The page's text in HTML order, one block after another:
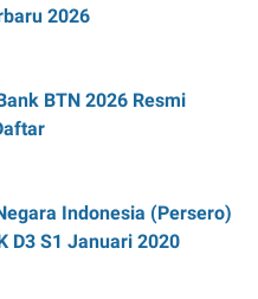
2026
BTN 2026 Resmi
Indonesia (Persero)
D3 S1 Januari 2020